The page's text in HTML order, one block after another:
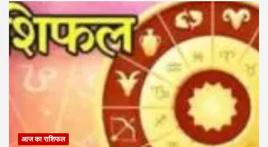
आज का राशिफल